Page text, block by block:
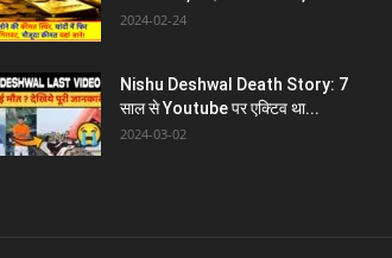
2024-02-24
Nishu Deshwal Death Story: 7
साल से Youtube पर एक्टिव था...
2024-03-02